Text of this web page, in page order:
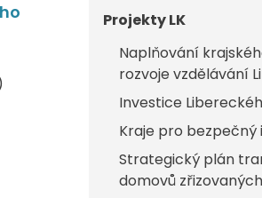
Projekty LK
Naplňování
rozvoje vzdělávání
Investice
Kraje pro
Strategický plán
domovů